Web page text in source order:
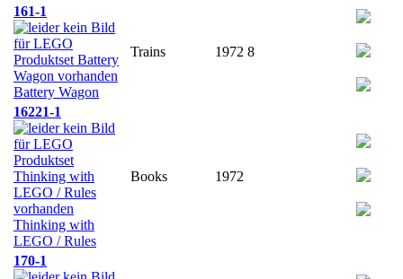
161-1
Battery Wagon
Trains 1972 8
16221-1
Thinking with
LEGO / Rules
Books 1972
170-1